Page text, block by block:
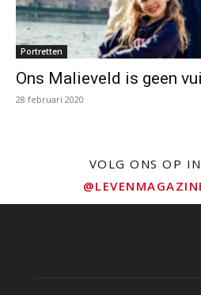
Portretten
Ons Malieveld is geen
28 februari 2020
VOLG ONS OP